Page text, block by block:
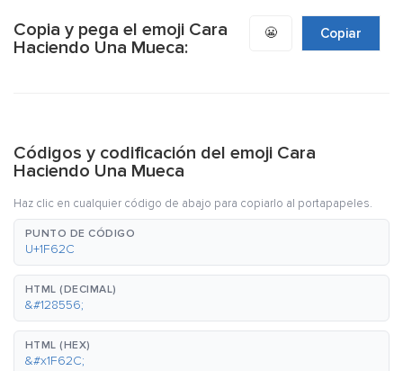
Copia y pega el emoji Cara
Haciendo Una Mueca:
😬 Copiar
Códigos y codificación del emoji Cara
Haciendo Una Mueca
Haz clic en cualquier código de abajo para copiarlo al portapapeles.
PUNTO DE CÓDIGO
U+1F62C
HTML (DECIMAL)
&#128556;
HTML (HEX)
&#x1F62C;